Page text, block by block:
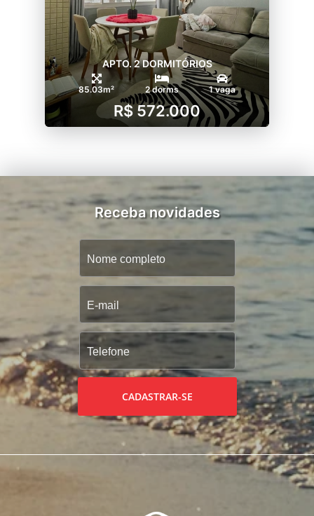
APTO. 2 DORMITÓRIOS
85.03m² 2 dorms 1 vaga
R$ 572.000
Receba novidades
CADASTRAR-SE